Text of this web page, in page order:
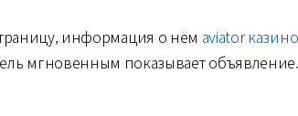
информация о нём aviator казино
мгновенным показывает